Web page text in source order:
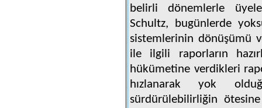
belirli dönemlerle
Schultz, bugünlerde
sistemlerinin dönüşümü
ile ilgili raporların
hükümetine verdikleri
hızlanarak yok
sürdürülebilirliğin ötesine